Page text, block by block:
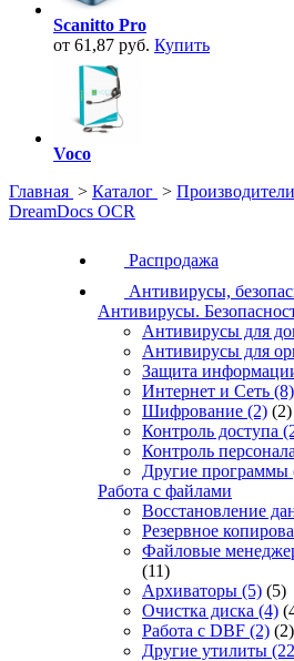
Scanitto Pro
от 61,87 руб. Купить
Voco
Главная > Каталог > Производители
DreamDocs OCR
Распродажа
Антивирусы,
Антивирусы.
Антивирусы для
Антивирусы для
Защита
Интернет и Сеть (8)
Шифрование (2) (2)
Контроль доступа
Контроль персонала
Другие программы
Работа с файлами
Восстановление
Резервное
Файловые
(11)
Архиваторы (5) (5)
Очистка диска (4)
Работа с DBF (2) (2)
Другие утилиты